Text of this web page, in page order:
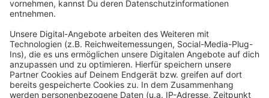
A1 in Leverkusen am Wochenende vollgesperrt
Demo für Leverkusener Arbeitsrechte am 01. Mai
Anzeige